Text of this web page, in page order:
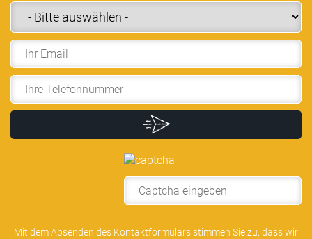
Mit dem Absenden des Kontaktformulars stimmen Sie zu, dass wir